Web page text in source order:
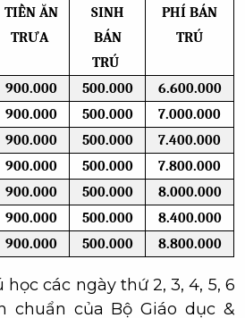
TIỀN ĂN
TRƯA
SINH
BÁN
TRÚ
PHÍ BÁN
TRÚ
900.000 500.000
6.600.000
900.000 500.000
7.000.000
900.000 500.000
7.400.000
900.000 500.000
7.800.000
900.000 500.000
8.000.000
900.000 500.000
8.400.000
900.000 500.000 8.800.000
học các ngày thứ 2, 3, 4, 5, 6
chuẩn của Bộ Giáo dục &